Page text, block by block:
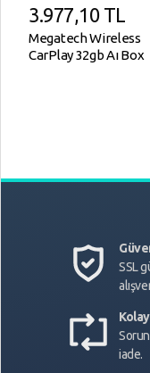
3.977,10TL
Megatech Wireless
CarPlay 32gb Aı Box
SSL
iade.